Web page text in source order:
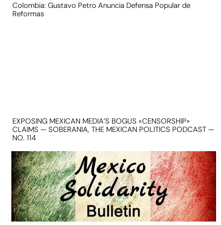
Colombia: Gustavo Petro Anuncia Defensa Popular de
Reformas
EXPOSING MEXICAN MEDIA’S BOGUS «CENSORSHIP»
CLAIMS — SOBERANIA, THE MEXICAN POLITICS PODCAST —
NO. 114